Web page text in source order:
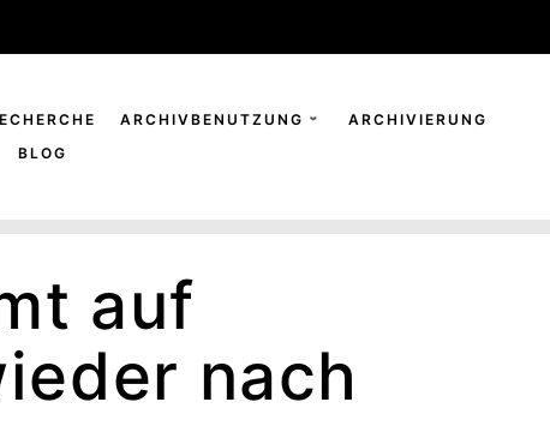
ARCHIVBENUTZUNG
ARCHIVIERUNG
BLOG
auf
nach